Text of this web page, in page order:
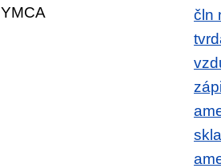
YMCA
čln